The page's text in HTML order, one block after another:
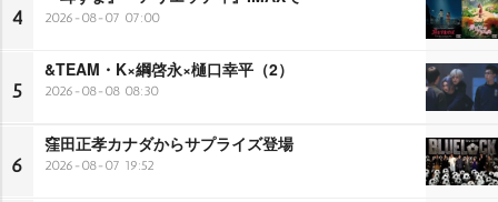
4 2026-08-07 07:00
5
&TEAM・K×綱啓永×樋口幸平（2）
2026-08-08 08:30
6
窪田正孝カナダからサプライズ登場
2026-08-07 19:52